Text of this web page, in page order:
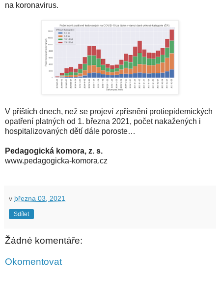
na koronavirus.
V příštích dnech, než se projeví zpřísnění protiepidemických
opatření platných od 1. března 2021, počet nakažených i
hospitalizovaných dětí dále poroste…
Pedagogická komora, z. s.
www.pedagogicka-komora.cz
v března 03, 2021
Sdílet
Žádné komentáře:
Okomentovat